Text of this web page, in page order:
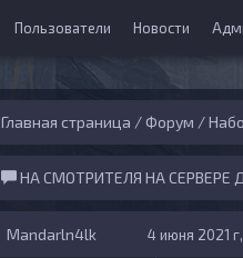
Пользователи Новости
Главная страница /Форум /
НА СМОТРИТЕЛЯ НА СЕРВЕРЕ
Mandarln4lk 4 июня 2021